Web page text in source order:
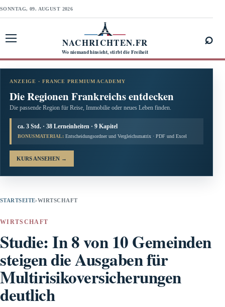
SONNTAG, 09. AUGUST 2026
NACHRICHTEN.FR
Wo niemand hinsieht, stirbt die Freiheit
⌕
ANZEIGE · FRANCE PREMIUM ACADEMY
Die Regionen Frankreichs entdecken
Die passende Region für Reise, Immobilie oder neues Leben finden.
ca. 3 Std. · 38 Lerneinheiten · 9 Kapitel
BONUSMATERIAL: Entscheidungsordner und Vergleichsmatrix · PDF und Excel
KURS ANSEHEN →
STARTSEITE›WIRTSCHAFT
WIRTSCHAFT
Studie: In 8 von 10 Gemeinden
steigen die Ausgaben für
Multirisikoversicherungen
deutlich